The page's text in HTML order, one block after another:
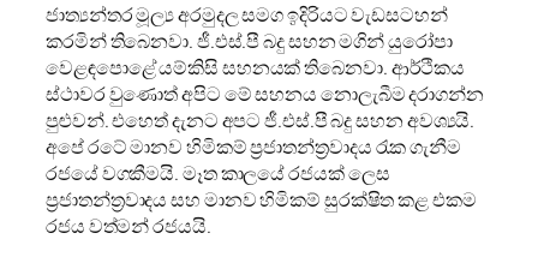
ජාත්‍යන්තර මූල්‍ය අරමුදල සමග ඉදිරියට වැඩසටහන්
කරමින් තිබෙනවා. ජී.එස්.පී බදු සහන මගින් යුරෝපා
වෙළඳපොළේ යම්කිසි සහනයක් තිබෙනවා. ආර්ථිකය
ස්ථාවර වුණොත් අපිට මේ සහනය නොලැබීම දරාගන්න
පුළුවන්. එහෙත් දැනට අපට ජී.එස්.පී බදු සහන අවශ්‍යයි.
අපේ රටේ මානව හිමිකම් ප්‍රජාතන්ත්‍රවාදය රැක ගැනීම
රජයේ වගකීමයි. මෑත කාලයේ රජයක් ලෙස
‍ප්‍රජාතන්ත්‍රවාදය සහ මානව හිමිකම් සුරක්ෂිත කළ එකම
රජය වත්මන් රජයයි.